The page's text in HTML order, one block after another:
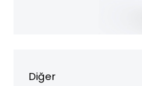
Diğer